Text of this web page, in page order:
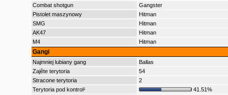
Combat shotgun
Gangster
Pistolet maszynowy
Hitman
SMG
Hitman
AK47
Hitman
M4
Hitman
Gangi
Najmniej lubiany gang
Ballas
Zajête terytoria
54
Stracone terytoria
2
Terytoria pod kontrol¹
41.51%